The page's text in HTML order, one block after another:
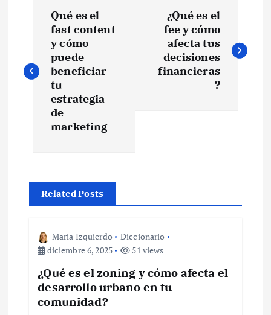
v
c
Qué es el
fast content
y cómo
puede
beneficiar
tu
estrategia
de
marketing
¿Qué es el
fee y cómo
afecta tus
decisiones
financieras
?
Related Posts
Maria Izquierdo
Diccionario
diciembre 6, 2025
51 views
¿Qué es el zoning y cómo afecta el
desarrollo urbano en tu
comunidad?